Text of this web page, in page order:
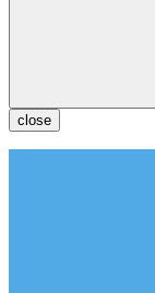
close